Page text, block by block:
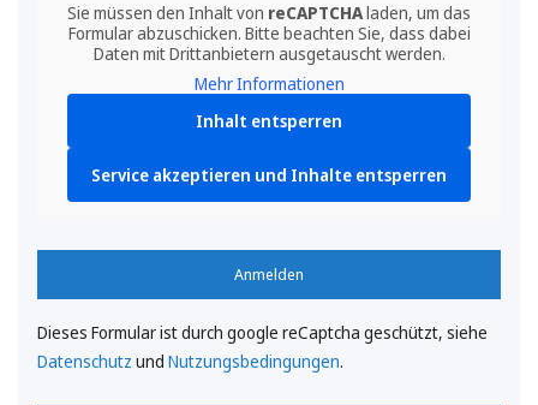
Sie müssen den Inhalt von reCAPTCHAladen, um das
Formular abzuschicken. Bitte beachten Sie, dass dabei
Daten mit Drittanbietern ausgetauscht werden.
Mehr Informationen
Inhalt entsperren
Service akzeptieren und Inhalte entsperren
Anmelden
Dieses Formular ist durch google reCaptcha geschützt, siehe
Datenschutz und Nutzungsbedingungen.